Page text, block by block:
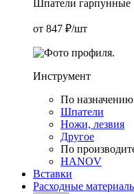
Шпатели гарпунные
от 847 ₽/шт
Инструмент
По назначению
Шпатели
Ножи, лезвия
Другое
По
HANOV
Вставки
Расходные